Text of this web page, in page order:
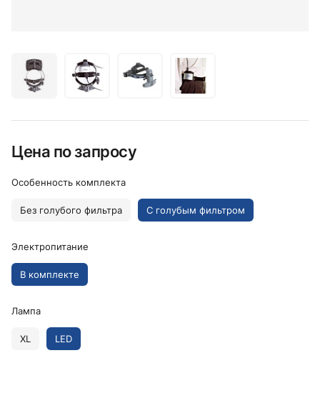
Цена по запросу
Особенность комплекта
Без голубого фильтра С голубым фильтром
Электропитание
В комплекте
Лампа
XL LED